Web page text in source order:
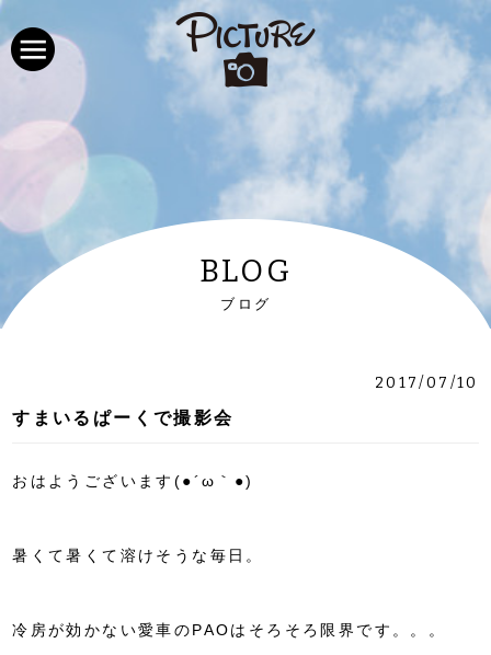
BLOG
ブログ
2017/07/10
すまいるぱーくで撮影会
おはようございます(●´ω｀●)
暑くて暑くて溶けそうな毎日。
冷房が効かない愛車のPAOはそろそろ限界です。。。